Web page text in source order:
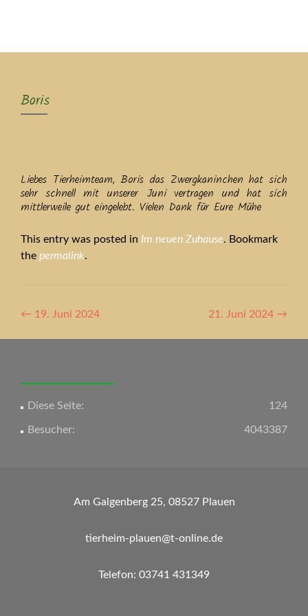
Boris
Liebes Tierheimteam, Boris das Zwergkaninchen hat sich
sehr schnell mit unserer Juni vertragen und hat sich
mittlerweile gut eingelebt. Vielen Dank für Eure Mühe
This entry was posted in Im neuen Zuhause. Bookmark
the permalink.
Artikel-
Navigation
← 19. Juni 2024 21. Juni 2024 →
124
Diese Seite:
4043387
Besucher:
Am Galgenberg 25, 08527 Plauen
tierheim-plauen@t-online.de
Telefon: 03741 431349